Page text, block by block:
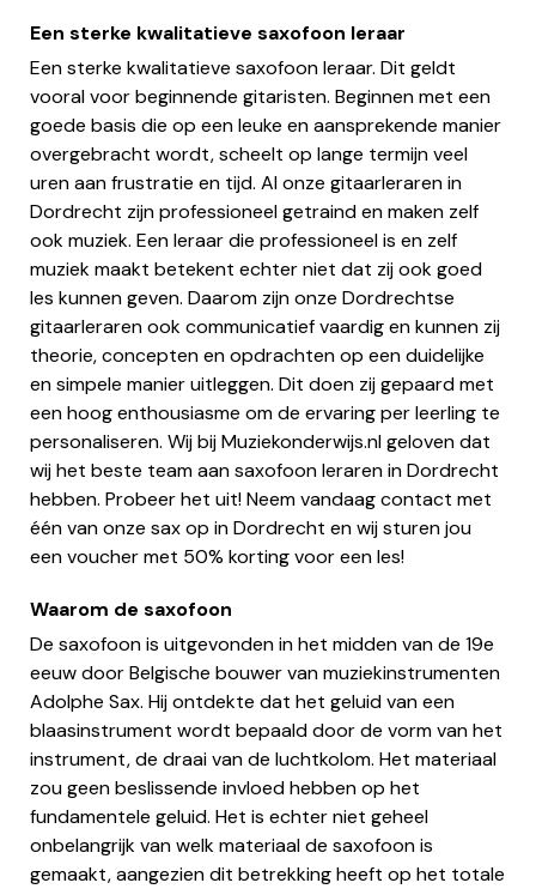
Een sterke kwalitatieve saxofoon leraar
Een sterke kwalitatieve saxofoon leraar. Dit geldt
vooral voor beginnende gitaristen. Beginnen met een
goede basis die op een leuke en aansprekende manier
overgebracht wordt, scheelt op lange termijn veel
uren aan frustratie en tijd. Al onze gitaarleraren in
Dordrecht zijn professioneel getraind en maken zelf
ook muziek. Een leraar die professioneel is en zelf
muziek maakt betekent echter niet dat zij ook goed
les kunnen geven. Daarom zijn onze Dordrechtse
gitaarleraren ook communicatief vaardig en kunnen zij
theorie, concepten en opdrachten op een duidelijke
en simpele manier uitleggen. Dit doen zij gepaard met
een hoog enthousiasme om de ervaring per leerling te
personaliseren. Wij bij Muziekonderwijs.nl geloven dat
wij het beste team aan saxofoon leraren in Dordrecht
hebben. Probeer het uit! Neem vandaag contact met
één van onze sax op in Dordrecht en wij sturen jou
een voucher met 50% korting voor een les!
Waarom de saxofoon
De saxofoon is uitgevonden in het midden van de 19e
eeuw door Belgische bouwer van muziekinstrumenten
Adolphe Sax. Hij ontdekte dat het geluid van een
blaasinstrument wordt bepaald door de vorm van het
instrument, de draai van de luchtkolom. Het materiaal
zou geen beslissende invloed hebben op het
fundamentele geluid. Het is echter niet geheel
onbelangrijk van welk materiaal de saxofoon is
gemaakt, aangezien dit betrekking heeft op het totale